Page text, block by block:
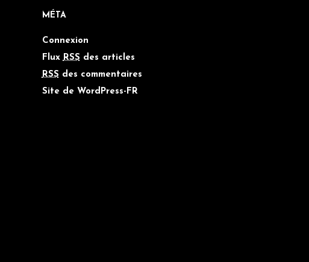
MÉTA
Connexion
FluxRSS des articles
RSS des commentaires
Site de WordPress-FR